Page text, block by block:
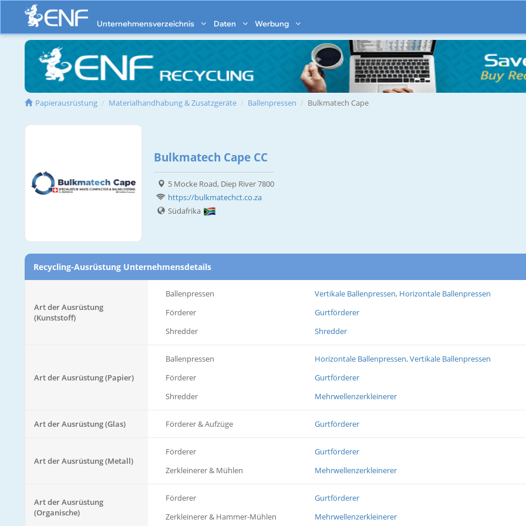
Unternehmensverzeichnis Daten Werbung
Papierausrüstung Materialhandhabung & Zusatzgeräte Ballenpressen Bulkmatech Cape
Bulkmatech Cape CC
5 Mocke Road, Diep River 7800
https://bulkmatechct.co.za
Südafrika
Recycling-Ausrüstung Unternehmensdetails
Art der Ausrüstung
(Kunststoff)
Ballenpressen
Vertikale Ballenpressen, Horizontale Ballenpressen
Förderer
Gurtförderer
Shredder
Shredder
Art der Ausrüstung (Papier)
Ballenpressen
Horizontale Ballenpressen, Vertikale Ballenpressen
Förderer
Gurtförderer
Shredder
Mehrwellenzerkleinerer
Art der Ausrüstung (Glas) Förderer & Aufzüge Gurtförderer
Art der Ausrüstung (Metall)
Förderer
Gurtförderer
Zerkleinerer & Mühlen
Mehrwellenzerkleinerer
Art der Ausrüstung
(Organische)
Förderer
Gurtförderer
Zerkleinerer & Hammer-Mühlen
Mehrwellenzerkleinerer